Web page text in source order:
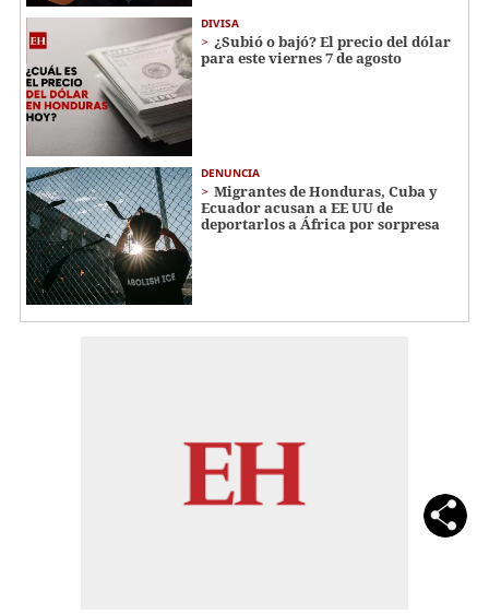
DIVISA
¿Subió o bajó? El precio del dólar
para este viernes 7 de agosto
DENUNCIA
Migrantes de Honduras, Cuba y
Ecuador acusan a EE UU de
deportarlos a África por sorpresa